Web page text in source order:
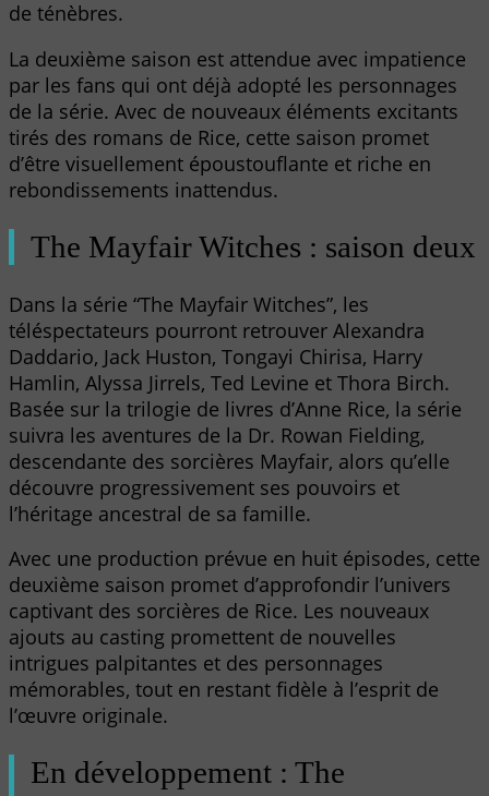
de ténèbres.
La deuxième saison est attendue avec impatience
par les fans qui ont déjà adopté les personnages
de la série. Avec de nouveaux éléments excitants
tirés des romans de Rice, cette saison promet
d’être visuellement époustouflante et riche en
rebondissements inattendus.
The Mayfair Witches : saison deux
Dans la série “The Mayfair Witches”, les
téléspectateurs pourront retrouver Alexandra
Daddario, Jack Huston, Tongayi Chirisa, Harry
Hamlin, Alyssa Jirrels, Ted Levine et Thora Birch.
Basée sur la trilogie de livres d’Anne Rice, la série
suivra les aventures de la Dr. Rowan Fielding,
descendante des sorcières Mayfair, alors qu’elle
découvre progressivement ses pouvoirs et
l’héritage ancestral de sa famille.
Avec une production prévue en huit épisodes, cette
deuxième saison promet d’approfondir l’univers
captivant des sorcières de Rice. Les nouveaux
ajouts au casting promettent de nouvelles
intrigues palpitantes et des personnages
mémorables, tout en restant fidèle à l’esprit de
l’œuvre originale.
En développement : The